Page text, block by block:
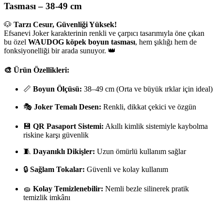
Tasması – 38-49 cm
🐶 Tarzı Cesur, Güvenliği Yüksek!
Efsanevi Joker karakterinin renkli ve çarpıcı tasarımıyla öne çıkan
bu özel WAUDOG köpek boyun tasması, hem şıklığı hem de
fonksiyonelliği bir arada sunuyor. 👑
🎨 Ürün Özellikleri:
📏 Boyun Ölçüsü: 38–49 cm (Orta ve büyük ırklar için ideal)
🎭 Joker Temalı Desen: Renkli, dikkat çekici ve özgün
💾 QR Pasaport Sistemi: Akıllı kimlik sistemiyle kaybolma
riskine karşı güvenlik
🧵 Dayanıklı Dikişler: Uzun ömürlü kullanım sağlar
🔒 Sağlam Tokalar: Güvenli ve kolay kullanım
🧽 Kolay Temizlenebilir: Nemli bezle silinerek pratik
temizlik imkânı